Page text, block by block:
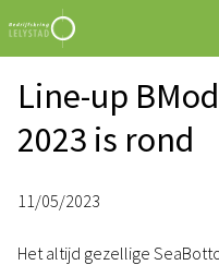
Line-up
2023 is rond
11/05/2023
Het altijd gezellige